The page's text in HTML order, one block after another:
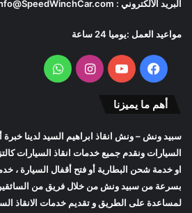
البريد الألكتروني :
مواعيد العمل :يوميا 24 ساعة
فيسبوكيوتيوب انستقرامواتساب
أهم ما يميزنا
سبيد ونش
السيارات ونقدم جميع خدمات انقاذ السيارات
او خدمة شحن البطارية أو فتح أقفال السيارة ،
بسرعة من سبيد ونش من خلال فريق من
لمساعدة على الطريق و تقديم خدمات الانقاذ